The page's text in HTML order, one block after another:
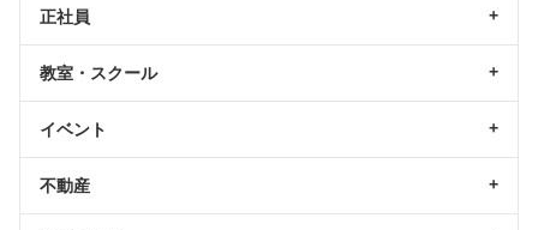
正社員
教室・スクール
イベント
不動産